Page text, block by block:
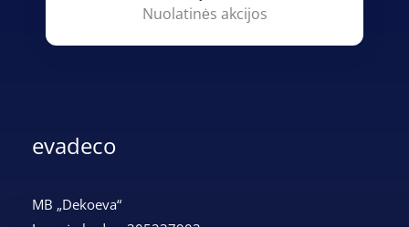
Nuolatinės akcijos
evadeco
MB „Dekoeva“